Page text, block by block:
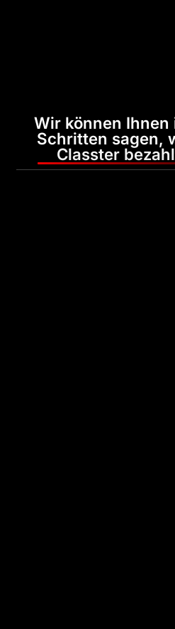
Wir können
Schritten sagen,
Classter